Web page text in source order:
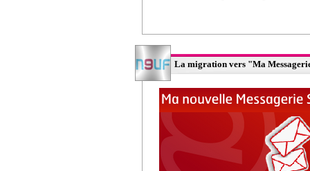
La migration vers "Ma